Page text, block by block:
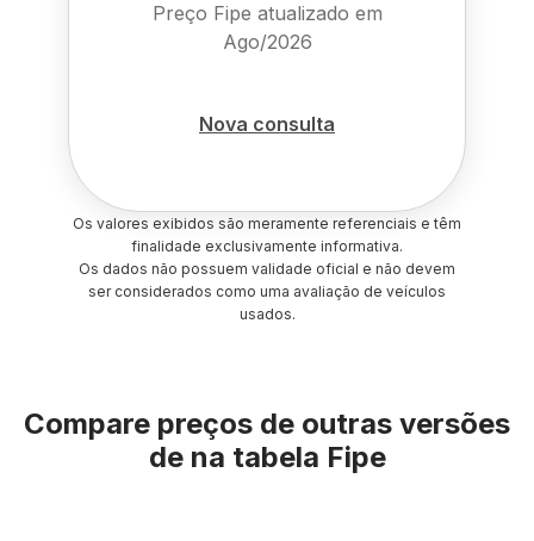
Preço Fipe atualizado em
Ago/2026
Nova consulta
Os valores exibidos são meramente referenciais e têm
finalidade exclusivamente informativa.
Os dados não possuem validade oficial e não devem
ser considerados como uma avaliação de veículos
usados.
Compare preços de outras versões
de na tabela Fipe